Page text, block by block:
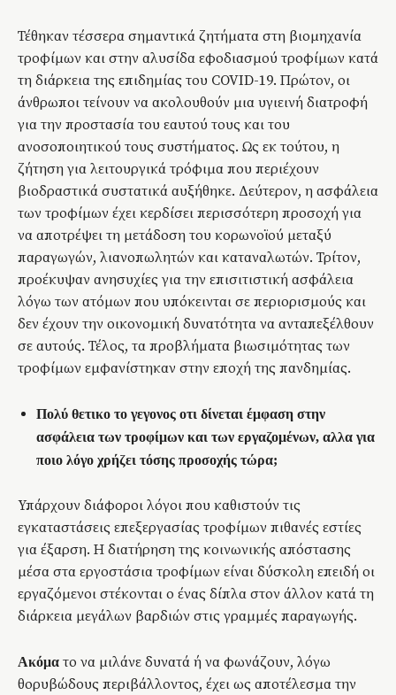
Τέθηκαν τέσσερα σημαντικά ζητήματα στη βιομηχανία
τροφίμων και στην αλυσίδα εφοδιασμού τροφίμων κατά
τη διάρκεια της επιδημίας του COVID-19. Πρώτον, οι
άνθρωποι τείνουν να ακολουθούν μια υγιεινή διατροφή
για την προστασία του εαυτού τους και του
ανοσοποιητικού τους συστήματος. Ως εκ τούτου, η
ζήτηση για λειτουργικά τρόφιμα που περιέχουν
βιοδραστικά συστατικά αυξήθηκε. Δεύτερον, η ασφάλεια
των τροφίμων έχει κερδίσει περισσότερη προσοχή για
να αποτρέψει τη μετάδοση του κορωνοϊού μεταξύ
παραγωγών, λιανοπωλητών και καταναλωτών. Τρίτον,
προέκυψαν ανησυχίες για την επισιτιστική ασφάλεια
λόγω των ατόμων που υπόκεινται σε περιορισμούς και
δεν έχουν την οικονομική δυνατότητα να ανταπεξέλθουν
σε αυτούς. Τέλος, τα προβλήματα βιωσιμότητας των
τροφίμων εμφανίστηκαν στην εποχή της πανδημίας.
Πολύ θετικο το γεγονος οτι δίνεται έμφαση στην
ασφάλεια των τροφίμων και των εργαζομένων, αλλα για
ποιο λόγο χρήζει τόσης προσοχής τώρα;
Υπάρχουν διάφοροι λόγοι που καθιστούν τις
εγκαταστάσεις επεξεργασίας τροφίμων πιθανές εστίες
για έξαρση. Η διατήρηση της κοινωνικής απόστασης
μέσα στα εργοστάσια τροφίμων είναι δύσκολη επειδή οι
εργαζόμενοι στέκονται ο ένας δίπλα στον άλλον κατά τη
διάρκεια μεγάλων βαρδιών στις γραμμές παραγωγής.
Ακόμα το να μιλάνε δυνατά ή να φωνάζουν, λόγω
θορυβώδους περιβάλλοντος, έχει ως αποτέλεσμα την